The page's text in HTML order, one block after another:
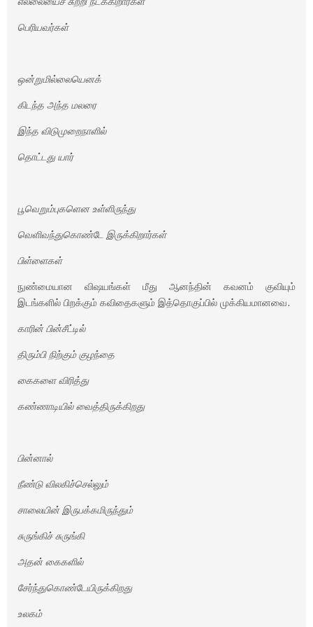
பெரியவர்கள்
ஒன்றுமில்லையெனக்
கிடந்த அந்த மலரை
இந்த விடுமுறைநாளில்
தொட்டது யார்
பூவெறும்புகளென உள்ளிருந்து
வெளிவந்துகொண்டே இருக்கிறார்கள்
பிள்ளைகள்
நுண்மையான விஷயங்கள் மீது ஆனந்தின் கவனம் குவியும்
இடங்களில் பிறக்கும் கவிதைகளும் இத்தொகுப்பில் முக்கியமானவை.
காரின் பின்சீட்டில்
திரும்பி நிற்கும் குழந்தை
கைகளை விரித்து
கண்ணாடியில் வைத்திருக்கிறது
பின்னால்
நீண்டு விலகிச்செல்லும்
சாலையின் இருபக்கமிருந்தும்
சுருங்கிச் சுருங்கி
அதன் கைகளில்
சேர்ந்துகொண்டேயிருக்கிறது
உலகம்